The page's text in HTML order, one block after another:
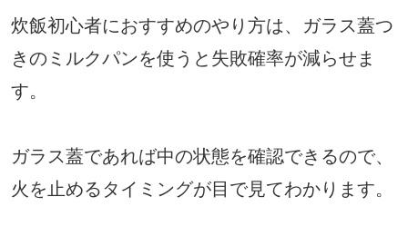
炊飯初心者におすすめのやり方は、ガラス蓋つ
きのミルクパンを使うと失敗確率が減らせま
す。
ガラス蓋であれば中の状態を確認できるので、
火を止めるタイミングが目で見てわかります。